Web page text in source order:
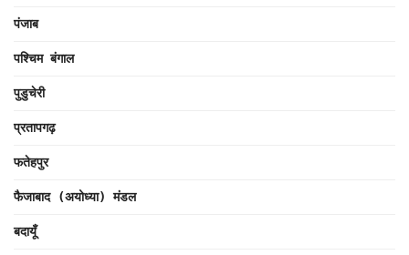
पंजाब
पश्चिम बंगाल
पुडुचेरी
प्रतापगढ़
फतेहपुर
फैजाबाद (अयोध्या) मंडल
बदायूँ